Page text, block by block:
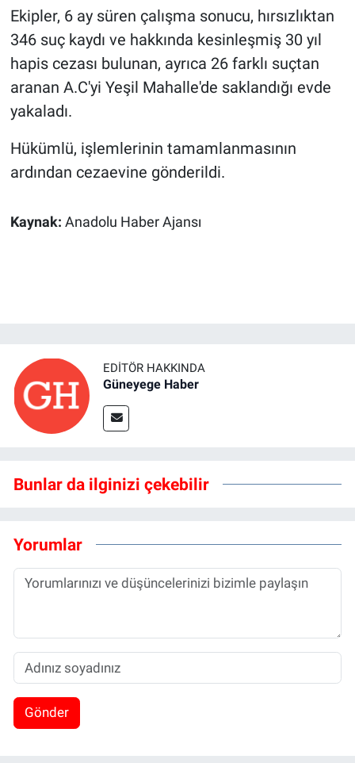
Ekipler, 6 ay süren çalışma sonucu, hırsızlıktan
346 suç kaydı ve hakkında kesinleşmiş 30 yıl
hapis cezası bulunan, ayrıca 26 farklı suçtan
aranan A.C'yi Yeşil Mahalle'de saklandığı evde
yakaladı.
Hükümlü, işlemlerinin tamamlanmasının
ardından cezaevine gönderildi.
Kaynak: Anadolu Haber Ajansı
EDITÖR HAKKINDA
Güneyege Haber
Bunlar da ilginizi çekebilir
Yorumlar
Gönder